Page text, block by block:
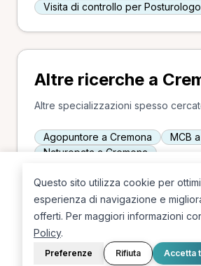
Visita di controllo per
Altre ricerche a
Altre specializzazioni spesso
Agopuntore a Cremona
MCB
Naturopata a Cremona
Questo sito utilizza cookie per
esperienza di navigazione e
offerti. Per maggiori informazioni
Policy.
Preferenze Rifiuta Accetta